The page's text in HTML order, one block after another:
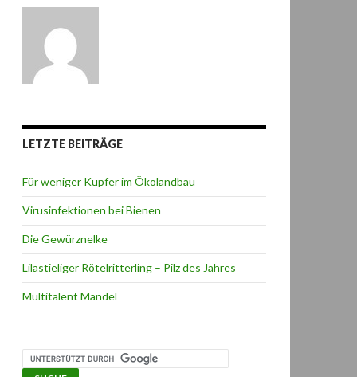
LETZTE BEITRÄGE
Für weniger Kupfer im Ökolandbau
Virusinfektionen bei Bienen
Die Gewürznelke
Lilastieliger Rötelritterling – Pilz des Jahres
Multitalent Mandel